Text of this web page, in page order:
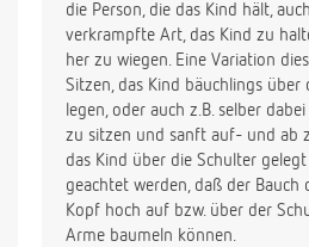
die Person, die das Kind hält,
verkrampfte Art, das Kind zu
her zu wiegen. Eine Variation
Sitzen, das Kind bäuchlings über
legen, oder auch z.B. selber
zu sitzen und sanft auf- und ab
das Kind über die Schulter
geachtet werden, daß der Bauch
Kopf hoch auf bzw. über der
Arme baumeln können.